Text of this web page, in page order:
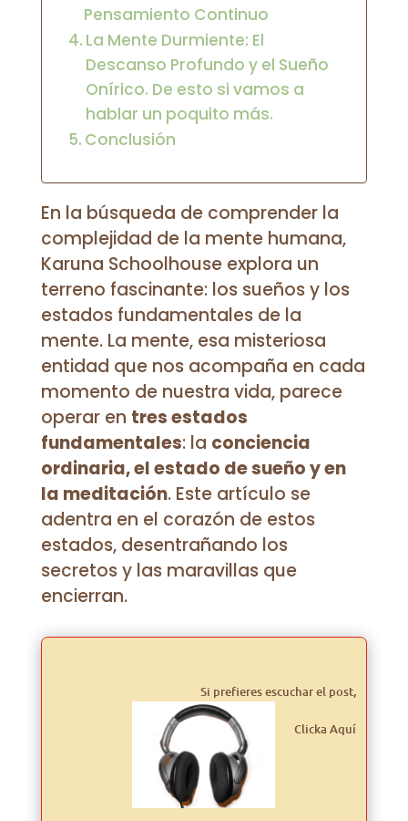
Pensamiento Continuo
La Mente Durmiente: El
Descanso Profundo y el Sueño
Onírico. De esto si vamos a
hablar un poquito más.
Conclusión
En la búsqueda de comprender la
complejidad de la mente humana,
Karuna Schoolhouse explora un
terreno fascinante: los sueños y los
estados fundamentales de la
mente. La mente, esa misteriosa
entidad que nos acompaña en cada
momento de nuestra vida, parece
operar en tres estados
fundamentales: la conciencia
ordinaria, el estado de sueño y en
la meditación. Este artículo se
adentra en el corazón de estos
estados, desentrañando los
secretos y las maravillas que
encierran.
Si prefieres escuchar el post,
Clicka Aquí